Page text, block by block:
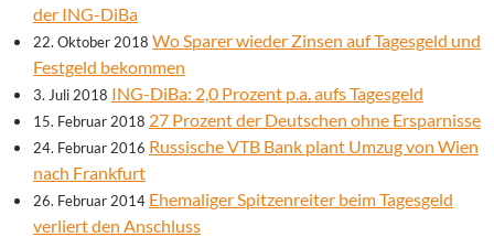
der ING-DiBa
22. Oktober 2018 Wo Sparer wieder Zinsen auf Tagesgeld und
Festgeld bekommen
3. Juli 2018 ING-DiBa: 2,0 Prozent p.a. aufs Tagesgeld
15. Februar 2018 27 Prozent der Deutschen ohne Ersparnisse
24. Februar 2016 Russische VTB Bank plant Umzug von Wien
nach Frankfurt
26. Februar 2014 Ehemaliger Spitzenreiter beim Tagesgeld
verliert den Anschluss